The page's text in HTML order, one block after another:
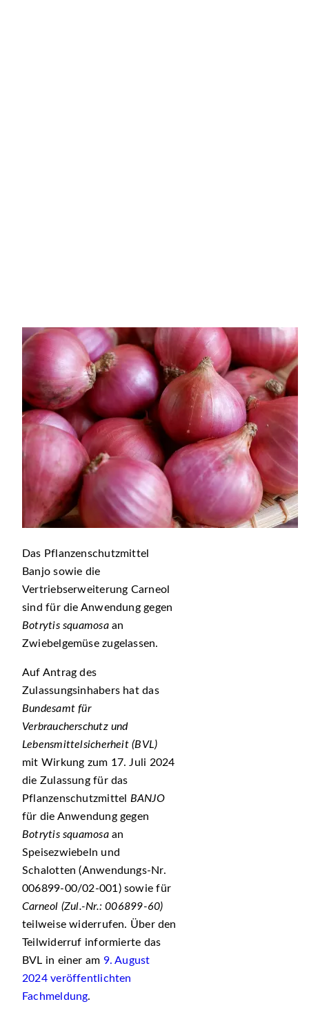
Das Pflanzenschutzmittel
Banjo sowie die
Vertriebserweiterung Carneol
sind für die Anwendung gegen
Botrytis squamosaan
Zwiebelgemüse zugelassen.
Auf Antrag des
Zulassungsinhabers hat das
Bundesamt für
Verbraucherschutz und
Lebensmittelsicherheit (BVL)
mit Wirkung zum 17. Juli 2024
die Zulassung für das
Pflanzenschutzmittel BANJO
für die Anwendung gegen
Botrytis squamosaan
Speisezwiebeln und
Schalotten (Anwendungs-Nr.
006899-00/02-001) sowie für
Carneol (Zul.-Nr.: 006899-60)
teilweise widerrufen. Über den
Teilwiderruf informierte das
BVL in einer am 9. August
2024 veröffentlichten
Fachmeldung.